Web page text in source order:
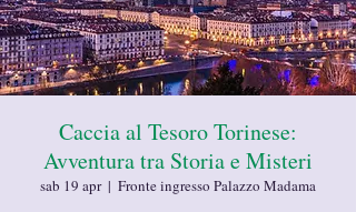
Caccia al Tesoro Torinese:
Avventura tra Storia e Misteri
sab 19 apr
  |
Fronte ingresso Palazzo Madama